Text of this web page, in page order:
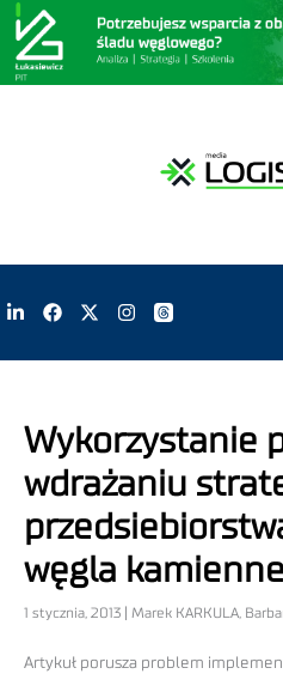
Wykorzystanie
wdrażaniu
węgla
1 stycznia, 2013 | Marek KARKULA,
Artykuł porusza problem